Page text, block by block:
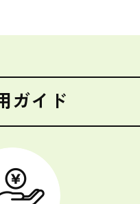
ガイド